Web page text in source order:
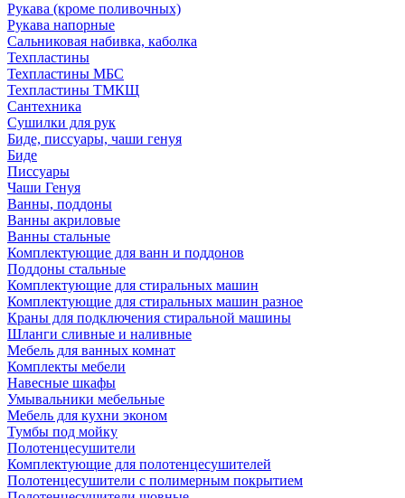
Рукава (кроме поливочных)
Рукава напорные
Сальниковая набивка, каболка
Техпластины
Техпластины МБС
Техпластины ТМКЩ
Сантехника
Сушилки для рук
Биде, писсуары, чаши генуя
Биде
Писсуары
Чаши Генуя
Ванны, поддоны
Ванны акриловые
Ванны стальные
Комплектующие для ванн и поддонов
Поддоны стальные
Комплектующие для стиральных машин
Комплектующие для стиральных машин разное
Краны для подключения стиральной машины
Шланги сливные и наливные
Мебель для ванных комнат
Комплекты мебели
Навесные шкафы
Умывальники мебельные
Мебель для кухни эконом
Тумбы под мойку
Полотенцесушители
Комплектующие для полотенцесушителей
Полотенцесушители с полимерным покрытием